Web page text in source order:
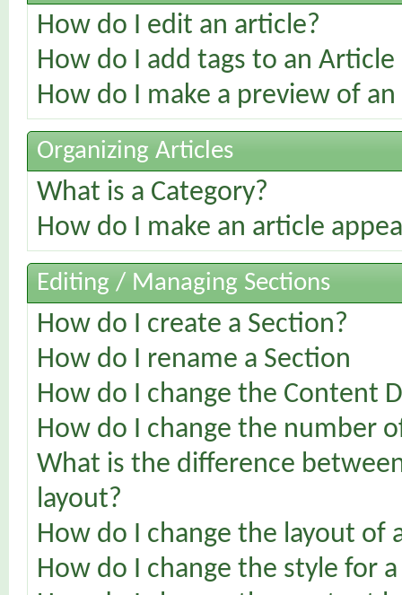
How do I edit an article?
How do I add tags to an Article
How do I make a preview of
Organizing Articles
What is a Category?
How do I make an article
Editing / Managing Sections
How do I create a Section?
How do I rename a Section
How do I change the Content
How do I change the number
What is the difference
layout?
How do I change the layout of
How do I change the style for